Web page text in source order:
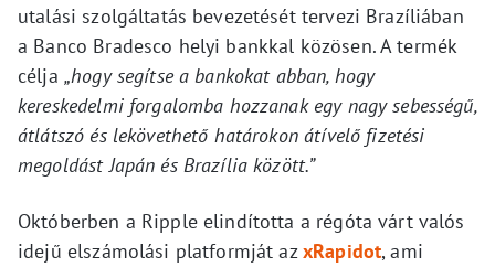
utalási szolgáltatás bevezetését tervezi Brazíliában
a Banco Bradesco helyi bankkal közösen. A termék
célja „hogy segítse a bankokat abban, hogy
kereskedelmi forgalomba hozzanak egy nagy sebességű,
átlátszó és lekövethető határokon átívelő fizetési
megoldást Japán és Brazília között.”
Októberben a Ripple elindította a régóta várt valós
idejű elszámolási platformját azxRapidot, ami